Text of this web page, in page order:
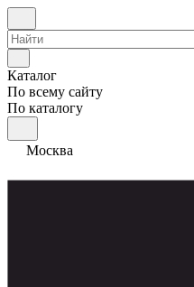
Каталог
По всему сайту
По каталогу
Москва